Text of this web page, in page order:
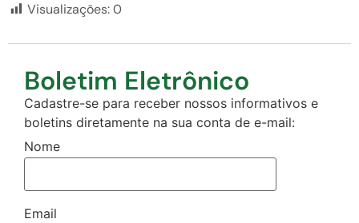
Visualizações:0
Boletim Eletrônico
Cadastre-se para receber nossos informativos e
boletins diretamente na sua conta de e-mail:
Nome
Email